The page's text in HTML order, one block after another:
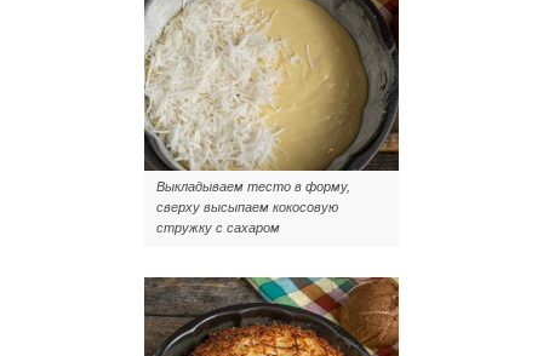
Выкладываем тесто в форму,
сверху высыпаем кокосовую
стружку с сахаром